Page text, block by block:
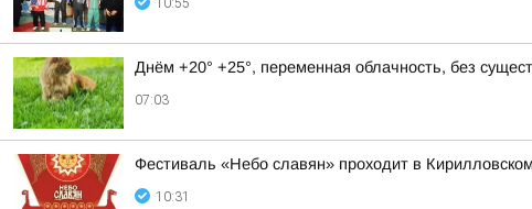
10:55
Днём +20° +25°, переменная облачность, без
07:03
Фестиваль «Небо славян» проходит в Кирилловском
10:31